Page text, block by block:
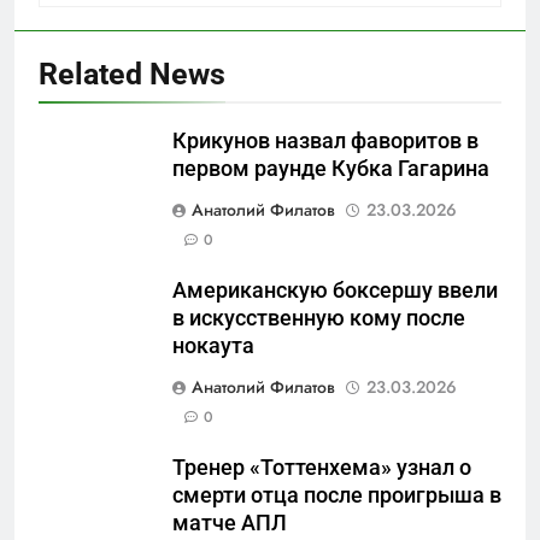
Related News
Крикунов назвал фаворитов в
первом раунде Кубка Гагарина
Анатолий Филатов
23.03.2026
0
Американскую боксершу ввели
в искусственную кому после
нокаута
Анатолий Филатов
23.03.2026
0
Тренер «Тоттенхема» узнал о
смерти отца после проигрыша в
матче АПЛ
Что происходит в
военные изымают спирт «для
защиты Отечества»
САНКТ-ПЕТЕРБУРГ И ОБЛАСТЬ
«500-тонный беспилотник»
или очередная показуха? Что
САНКТ-ПЕТЕРБУРГ И ОБЛАСТЬ